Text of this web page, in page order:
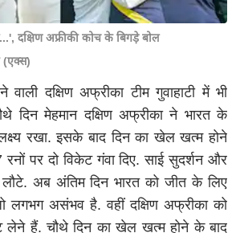
दक्षिण अफ्रीकी कोच के बिगड़े बोल
(एक्स)
दक्षिण अफ्रीका टीम गुवाहाटी में भी
दिन मेहमान दक्षिण अफ्रीका ने भारत के
रखा. इसके बाद दिन का खेल खत्म होने
पर दो विकेट गंवा दिए. साई सुदर्शन और
लौटे. अब अंतिम दिन भारत को जीत के लिए
लगभग असंभव है. वहीं दक्षिण अफ्रीका को
लेने हैं. चौथे दिन का खेल खत्म होने के बाद